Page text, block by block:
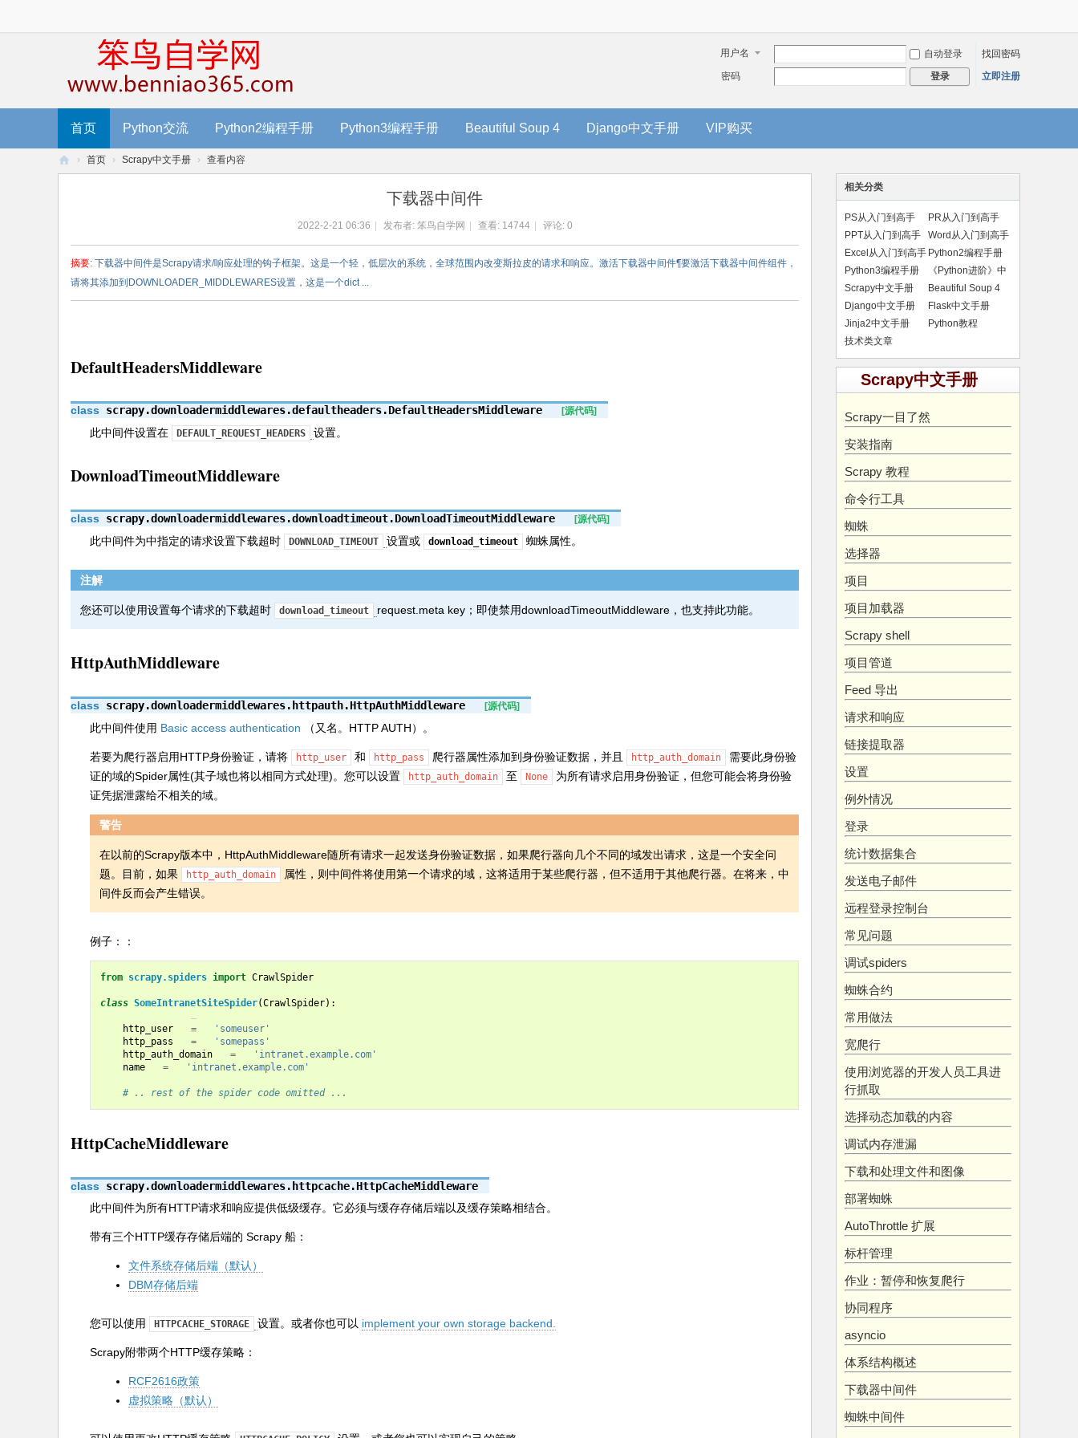
用户名 自动登录
找回密码
密码
登录 立即注册
首页 Python交流 Python2编程手册 Python3编程手册 Beautiful Soup 4 Django中文手册 VIP购买
› 首页 › Scrapy中文手册 › 查看内容
下载器中间件
2022-2-21 06:36 发布者: 笨鸟自学网 查看: 14744 评论: 0
摘要: 下载器中间件是Scrapy请求/响应处理的钩子框架。这是一个轻，低层次的系统，全球范围内改变斯拉皮的请求和响应。激活下载器中间件¶要激活下载器中间件组件，
请将其添加到DOWNLOADER_MIDDLEWARES设置，这是一个dict ...
DefaultHeadersMiddleware
class scrapy.downloadermiddlewares.defaultheaders.DefaultHeadersMiddleware [源代码]
此中间件设置在 DEFAULT_REQUEST_HEADERS 设置。
DownloadTimeoutMiddleware
class scrapy.downloadermiddlewares.downloadtimeout.DownloadTimeoutMiddleware [源代码]
此中间件为中指定的请求设置下载超时 DOWNLOAD_TIMEOUT 设置或 download_timeout 蜘蛛属性。
注解
您还可以使用设置每个请求的下载超时 download_timeout request.meta key；即使禁用downloadTimeoutMiddleware，也支持此功能。
HttpAuthMiddleware
class scrapy.downloadermiddlewares.httpauth.HttpAuthMiddleware [源代码]
此中间件使用 Basic access authentication （又名。HTTP AUTH）。
若要为爬行器启用HTTP身份验证，请将 http_user 和 http_pass 爬行器属性添加到身份验证数据，并且 http_auth_domain
需要此身份验
证的域的Spider属性(其子域也将以相同方式处理)。您可以设置
http_auth_domain 至 None
为所有请求启用身份验证，但您可能会将身份验
证凭据泄露给不相关的域。
警告
在以前的Scrapy版本中，HttpAuthMiddleware随所有请求一起发送身份验证数据，如果爬行器向几个不同的域发出请求，这是一个安全问
题。目前，如果
http_auth_domain
属性，则中间件将使用第一个请求的域，这将适用于某些爬行器，但不适用于其他爬行器。在将来，中
间件反而会产生错误。
例子：：
from scrapy.spiders import CrawlSpider
class SomeIntranetSiteSpider(CrawlSpider):
http_user =
'someuser'
http_pass
=
'somepass'
http_auth_domain
=
'intranet.example.com'
name
= 'intranet.example.com'
# .. rest of the spider code omitted ...
HttpCacheMiddleware
class scrapy.downloadermiddlewares.httpcache.HttpCacheMiddleware
此中间件为所有HTTP请求和响应提供低级缓存。它必须与缓存存储后端以及缓存策略相结合。
带有三个HTTP缓存存储后端的 Scrapy 船：
文件系统存储后端（默认）
DBM存储后端
您可以使用 HTTPCACHE_STORAGE 设置。或者你也可以 implement your own storage backend.
Scrapy附带两个HTTP缓存策略：
RCF2616政策
虚拟策略（默认）
相关分类
PS从入门到高手
PR从入门到高手
PPT从入门到高手
Word从入门到高手
Excel从入门到高手 Python2编程手册
Python3编程手册
《Python进阶》中
文版
Scrapy中文手册
Beautiful Soup 4
手册
Django中文手册
Flask中文手册
Jinja2中文手册
Python教程
技术类文章
Scrapy中文手册
Scrapy一目了然
安装指南
Scrapy 教程
命令行工具
蜘蛛
选择器
项目
项目加载器
Scrapy shell
项目管道
Feed 导出
请求和响应
链接提取器
设置
例外情况
登录
统计数据集合
发送电子邮件
远程登录控制台
常见问题
调试spiders
蜘蛛合约
常用做法
宽爬行
使用浏览器的开发人员工具进
行抓取
选择动态加载的内容
调试内存泄漏
下载和处理文件和图像
部署蜘蛛
AutoThrottle 扩展
标杆管理
作业：暂停和恢复爬行
协同程序
asyncio
体系结构概述
下载器中间件
蜘蛛中间件